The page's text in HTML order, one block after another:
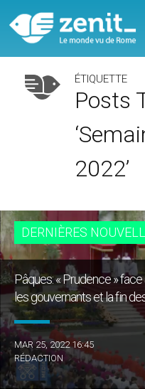
ÉTIQUETTE
Posts
2022’
DERNIÈRES
Pâques: « Prudence »
les gouvernants et la fin
MAR 25, 2022 16:45
RÉDACTION